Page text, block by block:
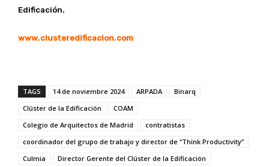
Edificación.
www.clusteredificacion.com
TAGS 14 de noviembre 2024 ARPADA
Binarq
Clúster de la Edificación
COAM
Colegio de Arquitectos de Madrid
contratistas
coordinador del grupo de trabajo y director de “Think Productivity”
Culmia
Director Gerente del Clúster de la Edificación